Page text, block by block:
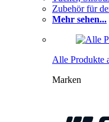
Zubehör für
Mehr sehen...
Alle Produkte
Marken